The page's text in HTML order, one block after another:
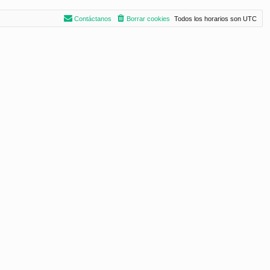
Todos los horarios son UTC
Borrar cookies
Contáctanos